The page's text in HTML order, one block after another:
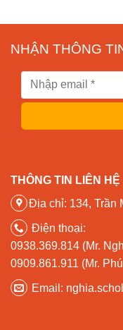
NHẬN THÔNG
THÔNG TIN LIÊN HỆ
Địa chỉ: 134, Trần
Điện thoại:
0938.369.814 (Mr.
0909.861.911 (Mr.
Email: